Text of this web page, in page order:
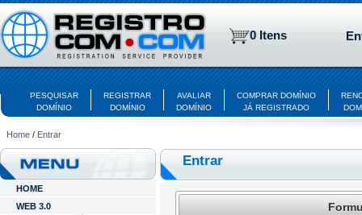
0 Itens
PESQUISAR
DOMÍNIO
REGISTRAR
DOMÍNIO
AVALIAR
DOMÍNIO
COMPRAR DOMÍNIO
JÁ REGISTRADO
Home / Entrar
HOME
WEB 3.0
Entrar